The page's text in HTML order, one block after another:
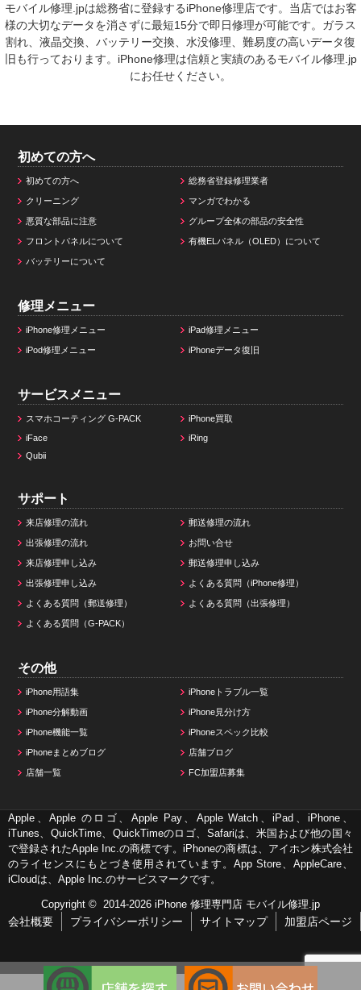
モバイル修理.jpは総務省に登録するiPhone修理店です。当店ではお客
様の大切なデータを消さずに最短15分で即日修理が可能です。ガラス
割れ、液晶交換、バッテリー交換、水没修理、難易度の高いデータ復
旧も行っております。iPhone修理は信頼と実績のあるモバイル修理.jp
にお任せください。
初めての方へ
初めての方へ 総務省登録修理業者
クリーニング マンガでわかる
悪質な部品に注意 グループ全体の部品の安全性
フロントパネルについて 有機ELパネル（OLED）について
バッテリーについて
修理メニュー
iPhone修理メニュー iPad修理メニュー
iPod修理メニュー iPhoneデータ復旧
サービスメニュー
スマホコーティング G-PACK
iPhone買取
iFace
iRing
Qubii
サポート
来店修理の流れ 郵送修理の流れ
出張修理の流れ お問い合せ
来店修理申し込み 郵送修理申し込み
出張修理申し込み よくある質問（iPhone修理）
よくある質問（郵送修理） よくある質問（出張修理）
よくある質問（G-PACK）
その他
iPhone用語集 iPhoneトラブル一覧
iPhone分解動画 iPhone見分け方
iPhone機能一覧 iPhoneスペック比較
iPhoneまとめブログ 店舗ブログ
店舗一覧 FC加盟店募集
Apple、Apple のロゴ、Apple Pay、Apple Watch、iPad、iPhone、
iTunes、QuickTime、QuickTimeのロゴ、Safariは、米国および他の国々
で登録されたApple Inc.の商標です。iPhoneの商標は、アイホン株式会社
のライセンスにもとづき使用されています。App Store、AppleCare、
iCloudは、Apple Inc.のサービスマークです。
Copyright © 2014-2026 iPhone 修理専門店 モバイル修理.jp
会社概要 プライバシーポリシー サイトマップ 加盟店ページ